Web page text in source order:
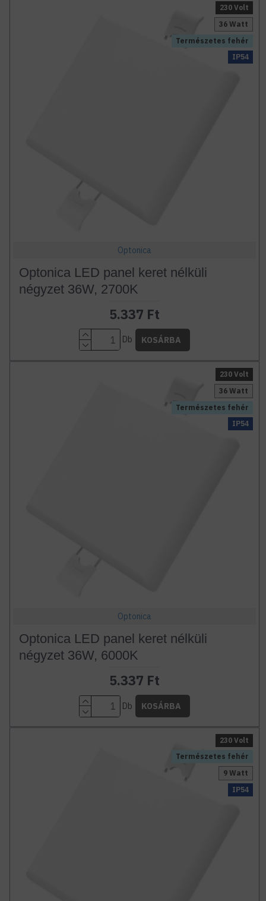
Természetes fehér
230 Volt
IP54
36 Watt
Optonica
Optonica LED panel keret nélküli
négyzet 36W, 2700K
5.337 Ft
Db KOSÁRBA
Természetes fehér
230 Volt
IP54
36 Watt
Optonica
Optonica LED panel keret nélküli
négyzet 36W, 6000K
5.337 Ft
Db KOSÁRBA
Természetes fehér
9 Watt
230 Volt
IP54